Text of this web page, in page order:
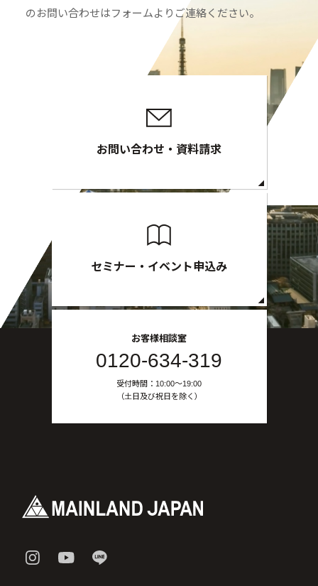
のお問い合わせはフォームよりご連絡ください。
お問い合わせ・資料請求
セミナー・イベント申込み
お客様相談室
0120-634-319
受付時間：10:00〜19:00
（土日及び祝日を除く）